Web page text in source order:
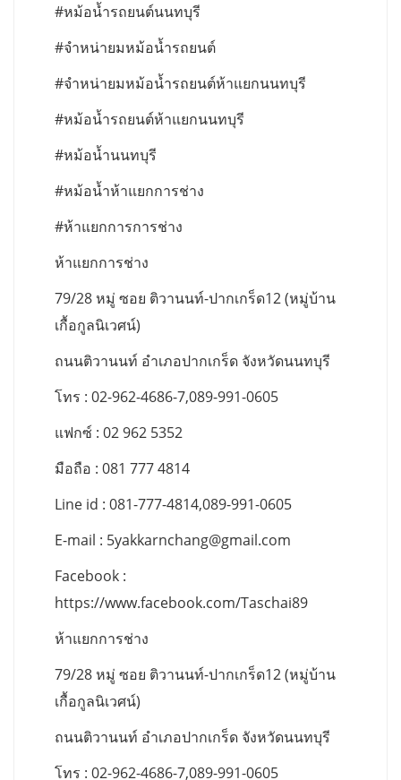
#หม้อน้ำรถยนต์นนทบุรี
#จำหน่ายมหม้อน้ำรถยนต์
#จำหน่ายมหม้อน้ำรถยนต์ห้าแยกนนทบุรี
#หม้อน้ำรถยนต์ห้าแยกนนทบุรี
#หม้อน้ำนนทบุรี
#หม้อน้ำห้าแยกการช่าง
#ห้าแยกการการช่าง
ห้าแยกการช่าง
79/28 หมู่ ซอย ติวานนท์-ปากเกร็ด12 (หมู่บ้าน
เกื้อกูลนิเวศน์)
ถนนติวานนท์ อำเภอปากเกร็ด จังหวัดนนทบุรี
โทร : 02-962-4686-7,089-991-0605
แฟกซ์ : 02 962 5352
มือถือ : 081 777 4814
Line id : 081-777-4814,089-991-0605
E-mail : 5yakkarnchang@gmail.com
Facebook :
https://www.facebook.com/Taschai89
ห้าแยกการช่าง
79/28 หมู่ ซอย ติวานนท์-ปากเกร็ด12 (หมู่บ้าน
เกื้อกูลนิเวศน์)
ถนนติวานนท์ อำเภอปากเกร็ด จังหวัดนนทบุรี
โทร : 02-962-4686-7,089-991-0605